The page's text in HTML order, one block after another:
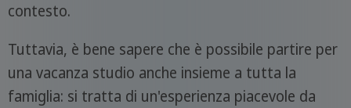
contesto.
Tuttavia, è bene sapere che è possibile partire per
una vacanza studio anche insieme a tutta la
famiglia: si tratta di un'esperienza piacevole da